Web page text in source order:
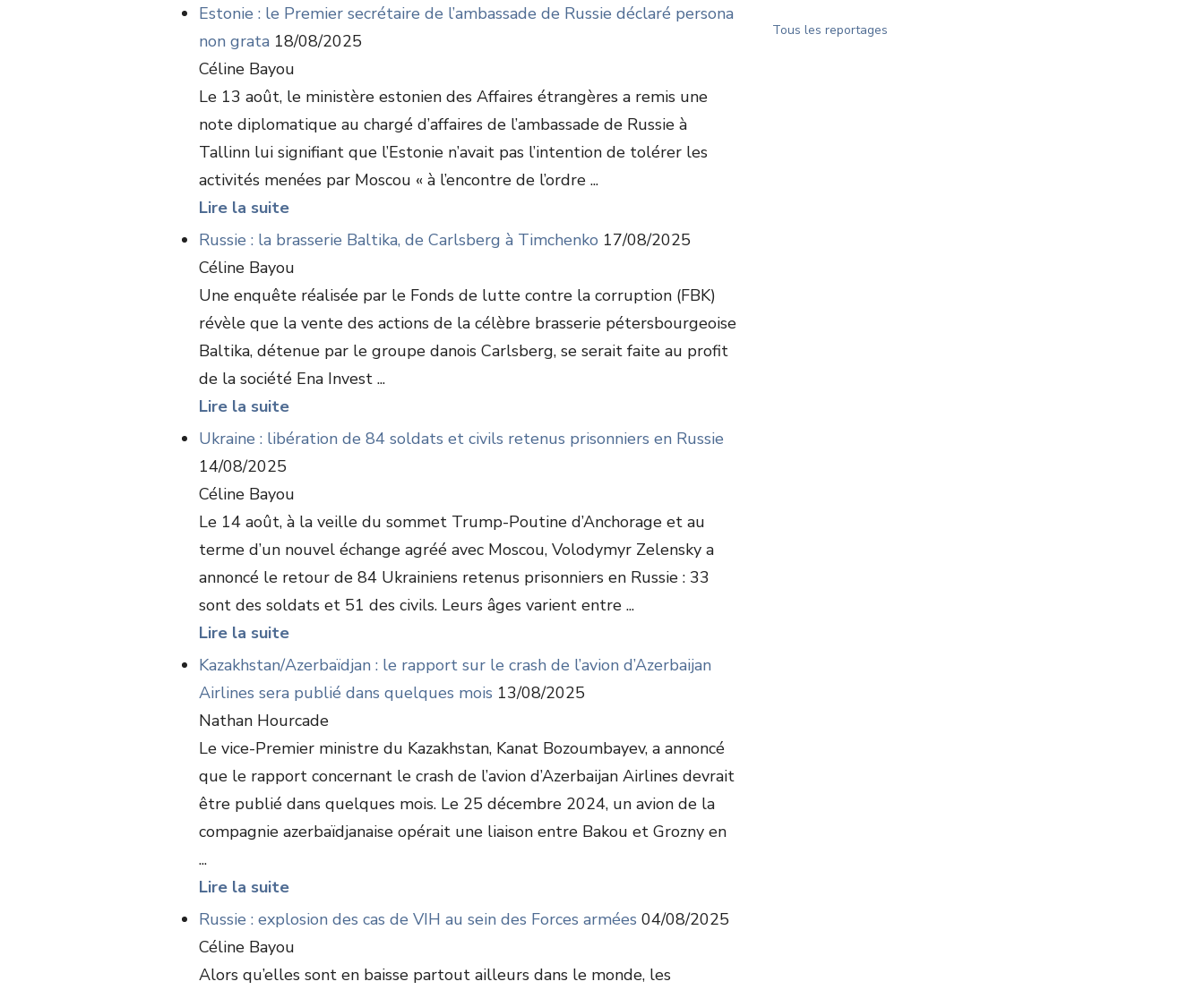
Estonie : le Premier secrétaire de l’ambassade de Russie déclaré persona
non grata 18/08/2025
Céline Bayou
Le 13 août, le ministère estonien des Affaires étrangères a remis une
note diplomatique au chargé d’affaires de l’ambassade de Russie à
Tallinn lui signifiant que l’Estonie n’avait pas l’intention de tolérer les
activités menées par Moscou « à l’encontre de l’ordre ...
Lire la suite
Russie : la brasserie Baltika, de Carlsberg à Timchenko 17/08/2025
Céline Bayou
Une enquête réalisée par le Fonds de lutte contre la corruption (FBK)
révèle que la vente des actions de la célèbre brasserie pétersbourgeoise
Baltika, détenue par le groupe danois Carlsberg, se serait faite au profit
de la société Ena Invest ...
Lire la suite
Ukraine : libération de 84 soldats et civils retenus prisonniers en Russie
14/08/2025
Céline Bayou
Le 14 août, à la veille du sommet Trump-Poutine d’Anchorage et au
terme d’un nouvel échange agréé avec Moscou, Volodymyr Zelensky a
annoncé le retour de 84 Ukrainiens retenus prisonniers en Russie : 33
sont des soldats et 51 des civils. Leurs âges varient entre ...
Lire la suite
Kazakhstan/Azerbaïdjan : le rapport sur le crash de l’avion d’Azerbaijan
Airlines sera publié dans quelques mois 13/08/2025
Nathan Hourcade
Le vice-Premier ministre du Kazakhstan, Kanat Bozoumbayev, a annoncé
que le rapport concernant le crash de l’avion d’Azerbaijan Airlines devrait
être publié dans quelques mois. Le 25 décembre 2024, un avion de la
compagnie azerbaïdjanaise opérait une liaison entre Bakou et Grozny en
...
Lire la suite
Russie : explosion des cas de VIH au sein des Forces armées 04/08/2025
Céline Bayou
Alors qu’elles sont en baisse partout ailleurs dans le monde, les
Tous les reportages